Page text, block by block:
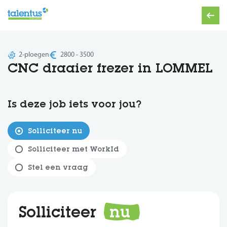
CNC draaier frezer in LOMMEL
2-ploegen 2800 - 3500
Is deze job iets voor jou?
Solliciteer nu
Solliciteer met WorkId
Stel een vraag
Solliciteer nu